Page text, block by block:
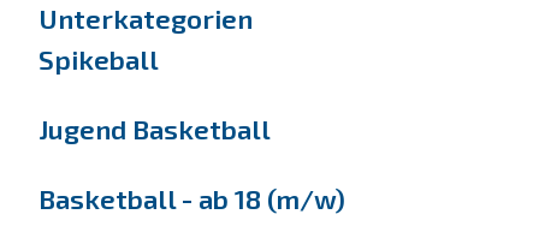
Unterkategorien
Spikeball
Jugend Basketball
Basketball - ab 18 (m/w)